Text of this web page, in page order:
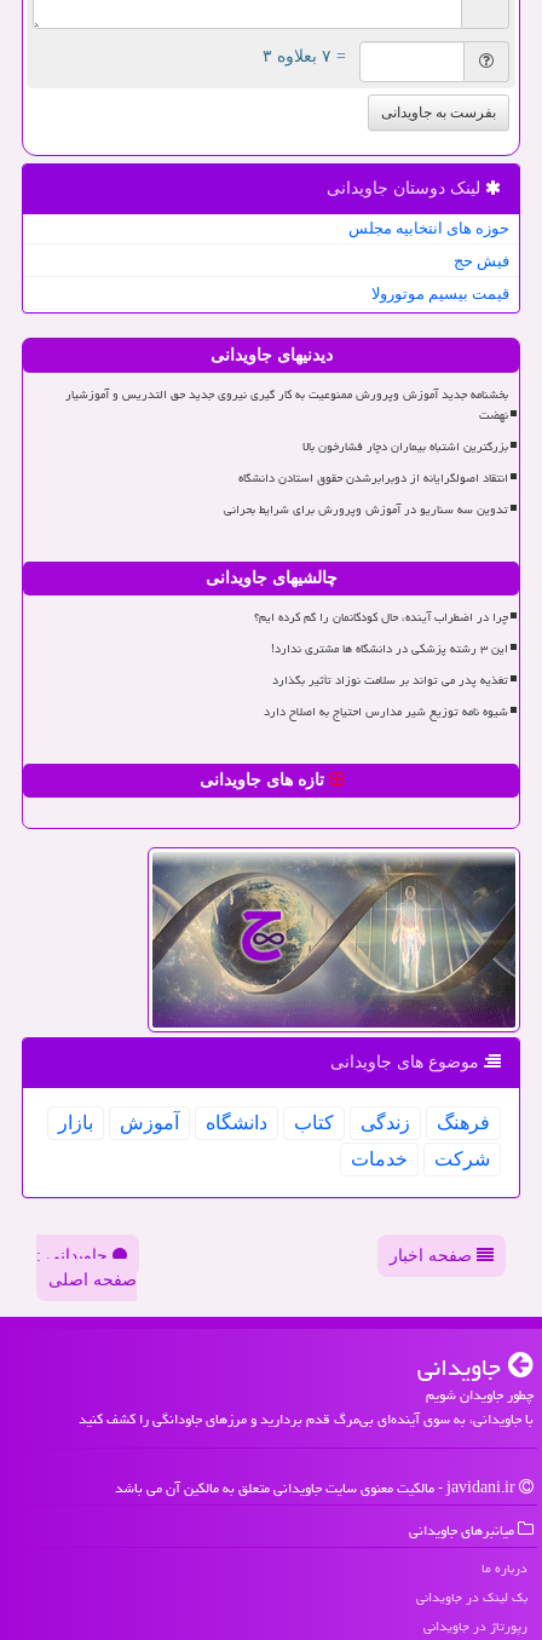
= ۷ بعلاوه ۳
بفرست به جاویدانی
لینک دوستان جاویدانی
حوزه های انتخابیه مجلس
فیش حج
قیمت بیسیم موتورولا
دیدنیهای جاویدانی
بخشنامه جدید آموزش وپرورش ممنوعیت به کار گیری نیروی جدید حق التدریس و آموزشیار
نهضت
بزرگترین اشتباه بیماران دچار فشارخون بالا
انتقاد اصولگرایانه از دوبرابرشدن حقوق استادن دانشگاه
تدوین سه سناریو در آموزش وپرورش برای شرایط بحرانی
چالشیهای جاویدانی
چرا در اضطراب آینده، حال کودکانمان را گم کرده ایم؟
این ۳ رشته پزشکی در دانشگاه ها مشتری ندارد!
تغذیه پدر می تواند بر سلامت نوزاد تأثیر بگذارد
شیوه نامه توزیع شیر مدارس احتیاج به اصلاح دارد
تازه های جاویدانی
موضوع های جاویدانی
فرهنگ زندگی كتاب دانشگاه آموزش
بازار
شركت
خدمات
صفحه اخبار
جاویدانی :
صفحه اصلی
جاویدانی
چطور جاویدان شویم
با جاویدانی، به سوی آینده‌ای بی‌مرگ قدم بردارید و مرزهای جاودانگی را کشف کنید
میانبرهای جاویدانی
درباره ما
بک لینک در جاویدانی
رپورتاژ در جاویدانی